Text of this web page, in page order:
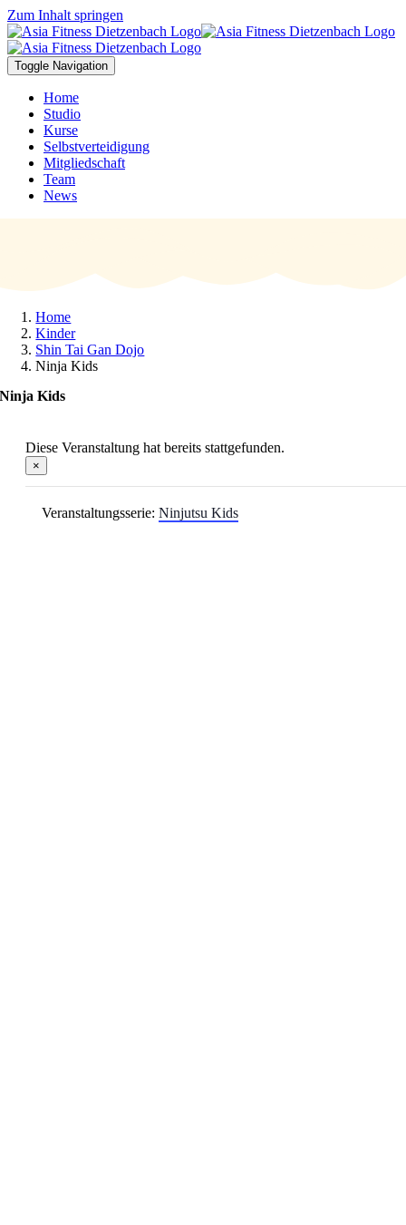
Zum Inhalt springen
Toggle Navigation
Home
Studio
Kurse
Selbstverteidigung
Mitgliedschaft
Team
News
Home
Kinder
Shin Tai Gan Dojo
Ninja Kids
Ninja Kids
Diese Veranstaltung hat bereits stattgefunden.
×
Veranstaltungsserie: Ninjutsu Kids